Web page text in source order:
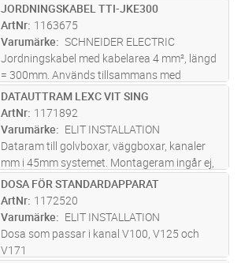
ST Lägg i kundvagn
JORDNINGSKABEL TTI-JKE300
ArtNr 1163675
Varumärke
SCHNEIDER ELECTRIC
Jordningskabel med kabelarea 4 mm², längd
= 300mm. Används tillsammans med
jordningsbleck TTI-JB2, E-nr 11 636 72.
Jordningskabeln har monterat flatstifthylsa
respektive flatstiftshylsa med hane i än
mer
ST Lägg i kundvagn
DATAUTTRAM LEXC VIT SING
ArtNr 1171892
Varumärke
ELIT INSTALLATION
Dataram till golvboxar, väggboxar, kanaler
mm i 45mm systemet. Montageram ingår ej,
beställs separat.
ST Lägg i kundvagn
DOSA FÖR STANDARDAPPARAT
ArtNr 1172520
Varumärke
ELIT INSTALLATION
Dosa som passar i kanal V100, V125 och
V171